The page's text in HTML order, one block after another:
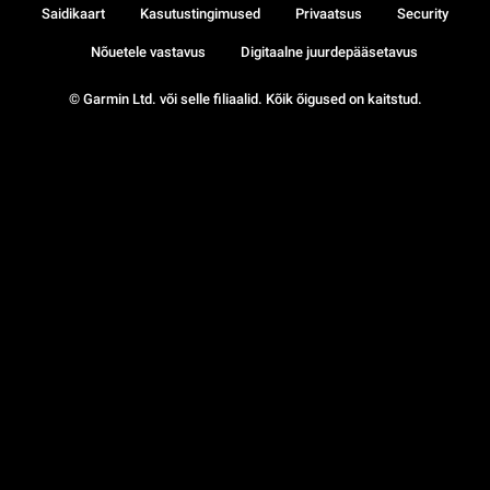
© Garmin Ltd. või selle filiaalid. Kõik õigused on kaitstud.
Saidikaart Kasutustingimused Privaatsus Security
Nõuetele vastavus Digitaalne juurdepääsetavus